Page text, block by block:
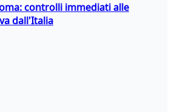
controlli immediati alle
dall'Italia